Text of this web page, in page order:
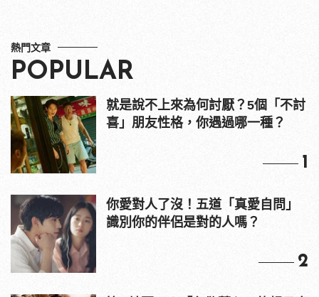
熱門文章
POPULAR
就是說不上來為何討厭？5個「不討
喜」朋友性格，你遇過哪一種？
1
你愛對人了沒！五道「真愛自問」
識別你的伴侶是對的人嗎？
2